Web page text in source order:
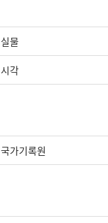
실물
시각
국가기록원